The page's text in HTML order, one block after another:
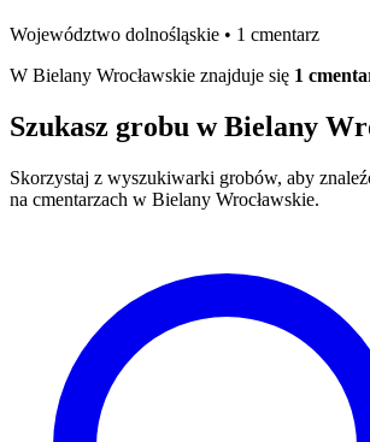
Województwo dolnośląskie • 1 cmentarz
W Bielany Wrocławskie znajduje się 1
Szukasz grobu w Bielany
Skorzystaj z wyszukiwarki grobów, aby
na cmentarzach w Bielany Wrocławskie.